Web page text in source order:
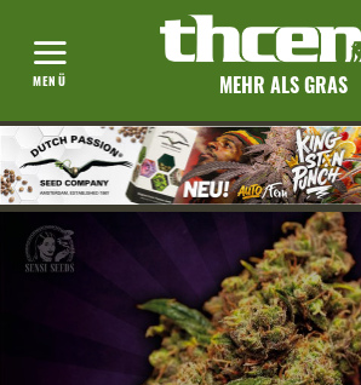
MEHR ALS GRAS